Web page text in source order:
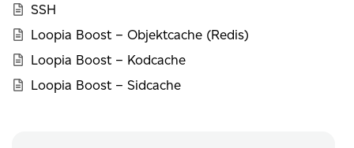
SSH
Loopia Boost – Objektcache (Redis)
Loopia Boost – Kodcache
Loopia Boost – Sidcache